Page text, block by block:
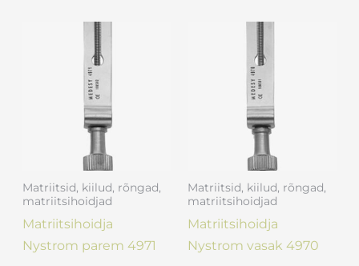
Matriitsid, kiilud, rõngad,
matriitsihoidjad
Matriitsihoidja
Nystrom parem 4971
Matriitsid, kiilud, rõngad,
matriitsihoidjad
Matriitsihoidja
Nystrom vasak 4970